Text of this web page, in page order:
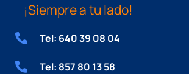
¡Siempre a tu lado!
Tel: 640 39 08 04
Tel: 857 80 13 58